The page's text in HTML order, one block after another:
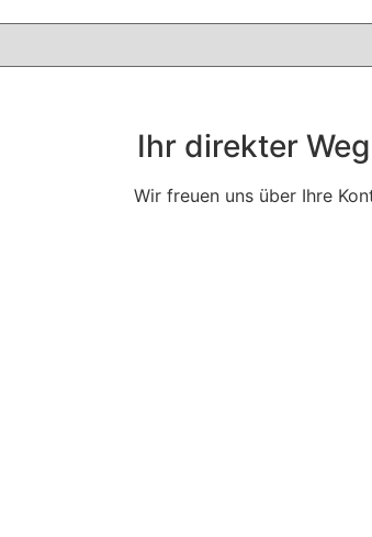
Ihr direkter
Wir freuen uns über Ihre